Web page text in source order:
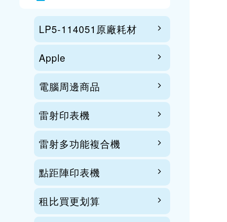
LP5-114051原廠耗材
Apple
電腦周邊商品
雷射印表機
雷射多功能複合機
點距陣印表機
租比買更划算